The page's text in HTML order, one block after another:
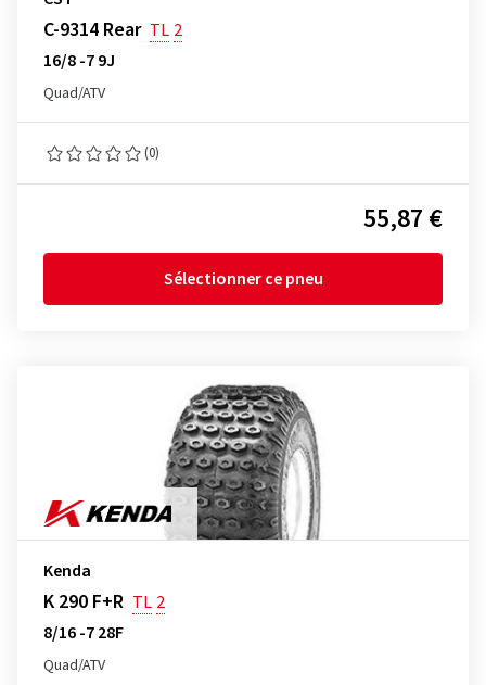
C-9314 Rear TL 2
16/8 -7 9J
Quad/ATV
(0)
55,87 €
Sélectionner ce pneu
Kenda
K 290 F+R TL 2
8/16 -7 28F
Quad/ATV